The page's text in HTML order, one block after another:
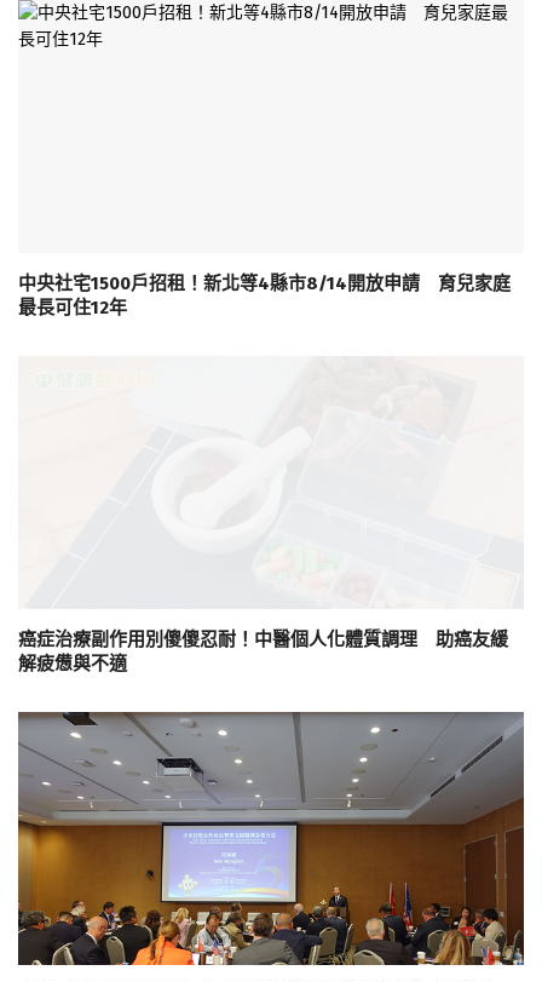
中央社宅1500戶招租！新北等4縣市8/14開放申請 育兒家庭
最長可住12年
癌症治療副作用別傻傻忍耐！中醫個人化體質調理 助癌友緩
解疲憊與不適